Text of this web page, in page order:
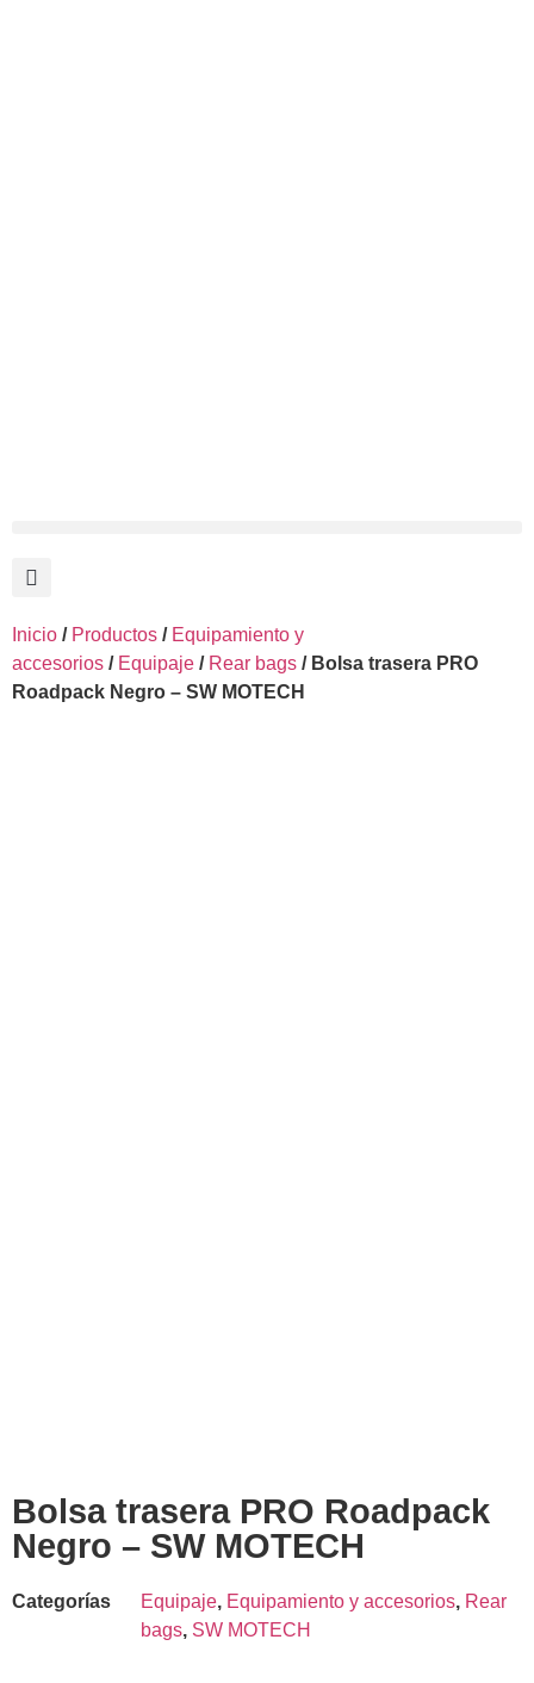
Inicio / Productos / Equipamiento y
accesorios / Equipaje / Rear bags / Bolsa trasera PRO
Roadpack Negro – SW MOTECH
Bolsa trasera PRO Roadpack
Negro – SW MOTECH
Categorías Equipaje, Equipamiento y accesorios, Rear
bags, SW MOTECH